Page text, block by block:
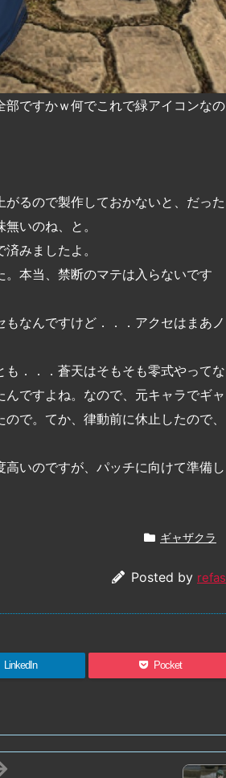
ですかｗ何でこれで緑アイコンなの
るので製作しておかないと、だった
いのね、と。
みましたよ。
本当、禁断のマテは入らないです
なんですけど．．．アクセはまあノ
．．．蒼天はそもそも零式やってな
ですよね。なので、元キャラでギャ
で。てか、律動前に休止したので、
いのですが、パッチに向けて準備し
ギャザクラ
Posted by refas
LinkedIn Pocket